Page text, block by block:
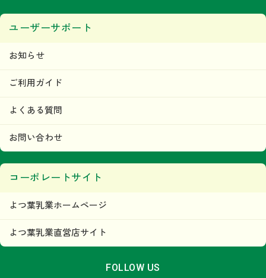
ユーザーサポート
お知らせ
ご利用ガイド
よくある質問
お問い合わせ
コーポレートサイト
よつ葉乳業ホームページ
よつ葉乳業直営店サイト
FOLLOW US